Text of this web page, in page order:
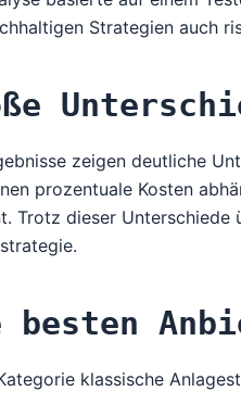
Strategien auch
zeigen deutliche
prozentuale Kosten
Trotz dieser
besten
klassische